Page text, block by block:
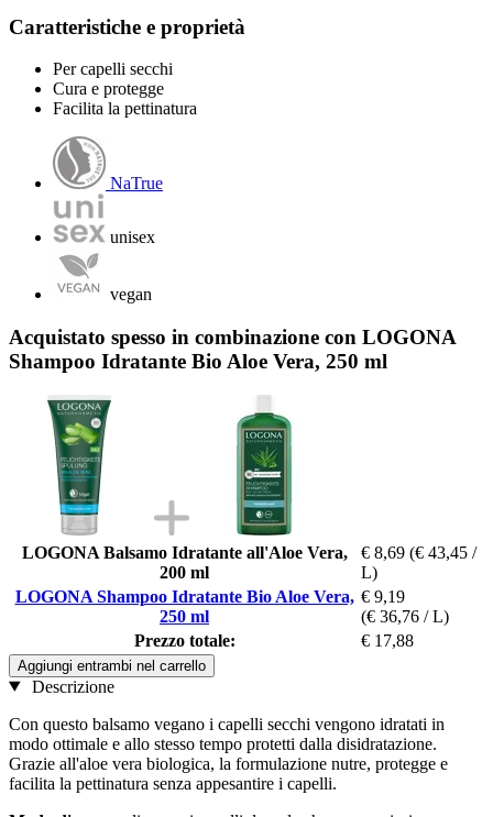
Caratteristiche e proprietà
Per capelli secchi
Cura e protegge
Facilita la pettinatura
NaTrue
unisex
vegan
Acquistato spesso in combinazione con LOGONA
Shampoo Idratante Bio Aloe Vera, 250 ml
LOGONA Balsamo Idratante all'Aloe Vera,
200 ml
€ 8,69 (€ 43,45 /
L)
LOGONA Shampoo Idratante Bio Aloe Vera,
250 ml
€ 9,19
(€ 36,76 / L)
Prezzo totale:
€ 17,88
Aggiungi entrambi nel carrello
Descrizione
Con questo balsamo vegano i capelli secchi vengono idratati in
modo ottimale e allo stesso tempo protetti dalla disidratazione.
Grazie all'aloe vera biologica, la formulazione nutre, protegge e
facilita la pettinatura senza appesantire i capelli.